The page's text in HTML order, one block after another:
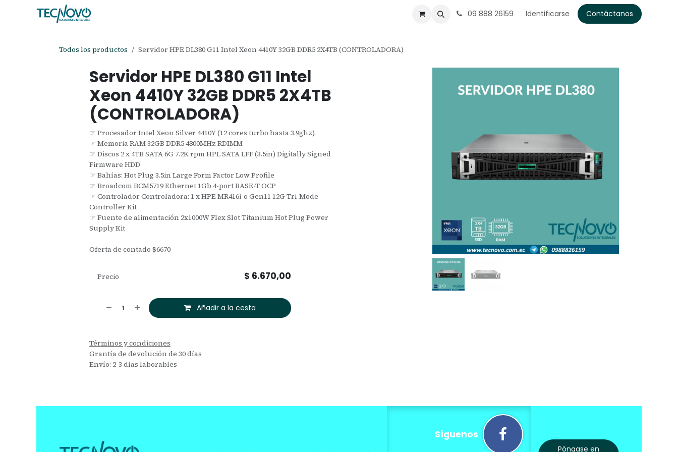
09 888 26159 Identificarse Contáctanos
Todos los productos Servidor HPE DL380 G11 Intel Xeon 4410Y 32GB DDR5 2X4TB (CONTROLADORA)
Servidor HPE DL380 G11 Intel
Xeon 4410Y 32GB DDR5 2X4TB
(CONTROLADORA)
☞ Procesador Intel Xeon Silver 4410Y (12 cores turbo hasta 3.9ghz).
☞ Memoria RAM 32GB DDR5 4800MHz RDIMM
☞ Discos 2 x 4TB SATA 6G 7.2K rpm HPL SATA LFF (3.5in) Digitally Signed
Firmware HDD
☞ Bahías: Hot Plug 3.5in Large Form Factor Low Profile
☞ Broadcom BCM5719 Ethernet 1Gb 4-port BASE-T OCP
☞ Controlador Controladora: 1 x HPE MR416i-o Gen11 12G Tri-Mode
Controller Kit
☞ Fuente de alimentación 2x1000W Flex Slot Titanium Hot Plug Power
Supply Kit
Oferta de contado $6670
Añadir a la cesta
Precio $ 6.670,00
Términos y condiciones
Grantía de devolución de 30 días
Envío: 2-3 días laborables
Síguenos
Póngase en